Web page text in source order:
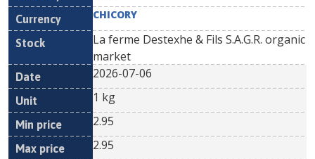
CHICORY
La ferme Destexhe & Fils S.A.G.R. organic
market
2026-07-06
1 kg
2.95
2.95